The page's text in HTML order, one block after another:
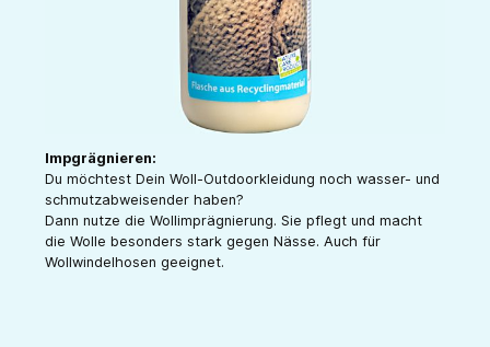
Impgrägnieren:
Du möchtest Dein Woll-Outdoorkleidung noch wasser- und
schmutzabweisender haben?
Dann nutze die Wollimprägnierung. Sie pflegt und macht
die Wolle besonders stark gegen Nässe. Auch für
Wollwindelhosen geeignet.